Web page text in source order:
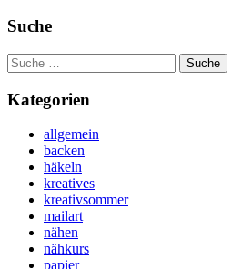
Suche
Suche
nach:
Kategorien
allgemein
backen
häkeln
kreatives
kreativsommer
mailart
nähen
nähkurs
papier